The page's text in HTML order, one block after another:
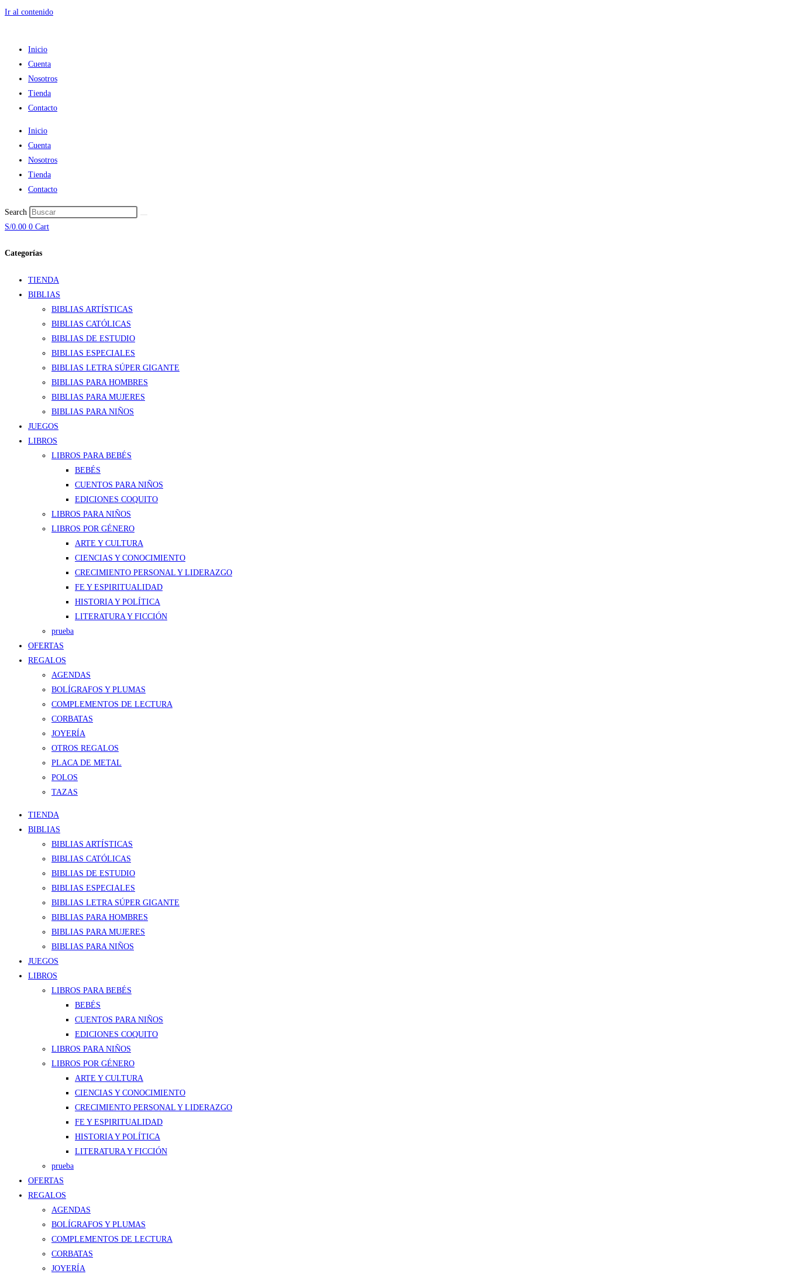
Ir al contenido
Inicio
Cuenta
Nosotros
Tienda
Contacto
Inicio
Cuenta
Nosotros
Tienda
Contacto
Search
S/0.00 0 Cart
Categorías
TIENDA
BIBLIAS
BIBLIAS ARTÍSTICAS
BIBLIAS CATÓLICAS
BIBLIAS DE ESTUDIO
BIBLIAS ESPECIALES
BIBLIAS LETRA SÚPER GIGANTE
BIBLIAS PARA HOMBRES
BIBLIAS PARA MUJERES
BIBLIAS PARA NIÑOS
JUEGOS
LIBROS
LIBROS PARA BEBÉS
BEBÉS
CUENTOS PARA NIÑOS
EDICIONES COQUITO
LIBROS PARA NIÑOS
LIBROS POR GÉNERO
ARTE Y CULTURA
CIENCIAS Y CONOCIMIENTO
CRECIMIENTO PERSONAL Y LIDERAZGO
FE Y ESPIRITUALIDAD
HISTORIA Y POLÍTICA
LITERATURA Y FICCIÓN
prueba
OFERTAS
REGALOS
AGENDAS
BOLÍGRAFOS Y PLUMAS
COMPLEMENTOS DE LECTURA
CORBATAS
JOYERÍA
OTROS REGALOS
PLACA DE METAL
POLOS
TAZAS
TIENDA
BIBLIAS
BIBLIAS ARTÍSTICAS
BIBLIAS CATÓLICAS
BIBLIAS DE ESTUDIO
BIBLIAS ESPECIALES
BIBLIAS LETRA SÚPER GIGANTE
BIBLIAS PARA HOMBRES
BIBLIAS PARA MUJERES
BIBLIAS PARA NIÑOS
JUEGOS
LIBROS
LIBROS PARA BEBÉS
BEBÉS
CUENTOS PARA NIÑOS
EDICIONES COQUITO
LIBROS PARA NIÑOS
LIBROS POR GÉNERO
ARTE Y CULTURA
CIENCIAS Y CONOCIMIENTO
CRECIMIENTO PERSONAL Y LIDERAZGO
FE Y ESPIRITUALIDAD
HISTORIA Y POLÍTICA
LITERATURA Y FICCIÓN
prueba
OFERTAS
REGALOS
AGENDAS
BOLÍGRAFOS Y PLUMAS
COMPLEMENTOS DE LECTURA
CORBATAS
JOYERÍA